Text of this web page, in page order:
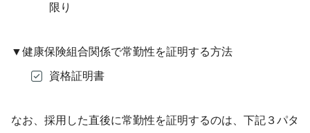
限り
▼健康保険組合関係で常勤性を証明する方法
資格証明書
なお、採用した直後に常勤性を証明するのは、下記３パタ